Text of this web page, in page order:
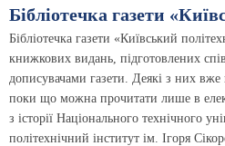
Бібліотечка газети
Бібліотечка газети «Київський
книжкових видань, підготовлених
дописувачами газети. Деякі з них
поки що можна прочитати лише в
з історії Національного технічного
політехнічний інститут ім. Ігоря